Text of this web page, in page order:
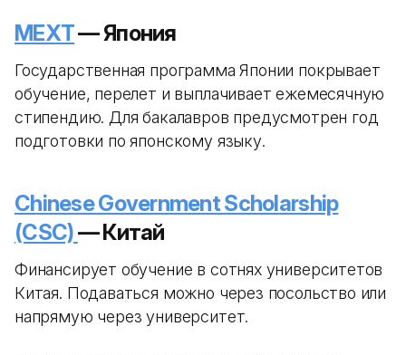
MEXT— Япония
Государственная программа Японии покрывает
обучение, перелет и выплачивает ежемесячную
стипендию. Для бакалавров предусмотрен год
подготовки по японскому языку.
Chinese Government Scholarship
(CSC)— Китай
Финансирует обучение в сотнях университетов
Китая. Подаваться можно через посольство или
напрямую через университет.